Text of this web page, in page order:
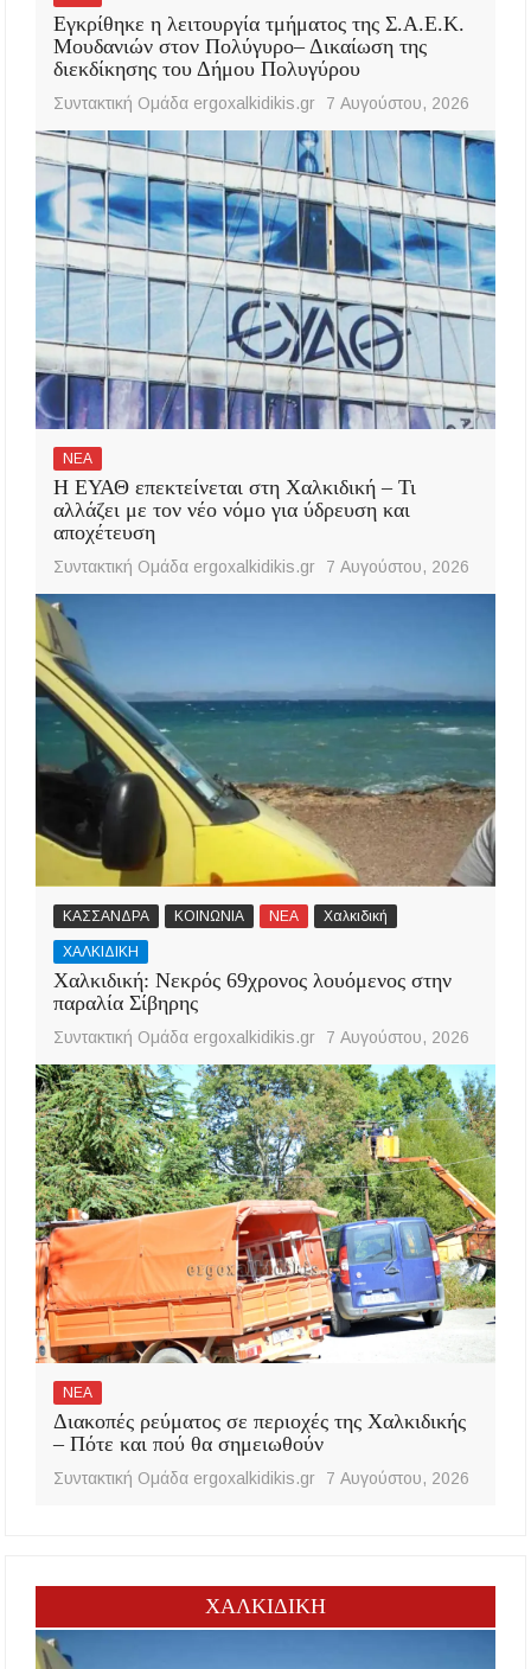
Εγκρίθηκε η λειτουργία τμήματος της Σ.Α.Ε.Κ.
Μουδανιών στον Πολύγυρο– Δικαίωση της
διεκδίκησης του Δήμου Πολυγύρου
Συντακτική Ομάδα ergoxalkidikis.gr 7 Αυγούστου, 2026
ΝΕΑ
Η ΕΥΑΘ επεκτείνεται στη Χαλκιδική – Τι
αλλάζει με τον νέο νόμο για ύδρευση και
αποχέτευση
Συντακτική Ομάδα ergoxalkidikis.gr 7 Αυγούστου, 2026
ΚΑΣΣΑΝΔΡΑ ΚΟΙΝΩΝΙΑ ΝΕΑ Χαλκιδική
ΧΑΛΚΙΔΙΚΗ
Χαλκιδική: Νεκρός 69χρονος λουόμενος στην
παραλία Σίβηρης
Συντακτική Ομάδα ergoxalkidikis.gr 7 Αυγούστου, 2026
ΝΕΑ
Διακοπές ρεύματος σε περιοχές της Χαλκιδικής
– Πότε και πού θα σημειωθούν
Συντακτική Ομάδα ergoxalkidikis.gr 7 Αυγούστου, 2026
ΧΑΛΚΙΔΙΚΗ